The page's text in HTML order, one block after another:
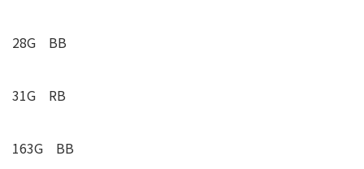
28G BB
31G RB
163G BB